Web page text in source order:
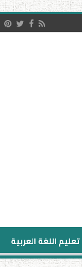
تعليم اللغة العربية